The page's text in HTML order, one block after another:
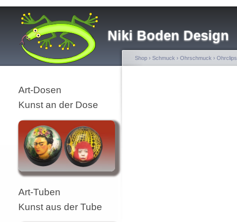
Niki Boden Design
Art-Dosen
Kunst an der Dose
Art-Tuben
Kunst aus der Tube
Shop › Schmuck › Ohrschmuck › Ohrclips